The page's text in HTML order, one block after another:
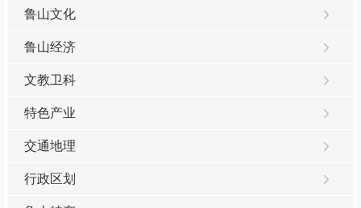
鲁山文化
鲁山经济
文教卫科
特色产业
交通地理
行政区划